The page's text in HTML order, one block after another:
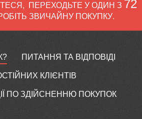
, ПЕРЕХОДЬТЕ У ОДИН З 72
ЗВИЧАЙНУ ПОКУПКУ.
ПИТАННЯ ТА ВІДПОВІДІ
КЛІЄНТІВ
ПО ЗДІЙСНЕННЮ ПОКУПОК